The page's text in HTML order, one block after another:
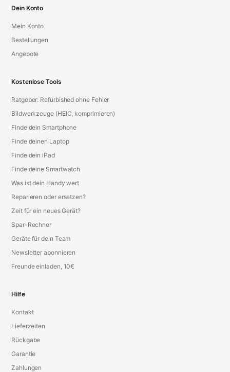
Dein Konto
Mein Konto
Bestellungen
Angebote
Kostenlose Tools
Ratgeber: Refurbished ohne Fehler
Bildwerkzeuge (HEIC, komprimieren)
Finde dein Smartphone
Finde deinen Laptop
Finde dein iPad
Finde deine Smartwatch
Was ist dein Handy wert
Reparieren oder ersetzen?
Zeit für ein neues Gerät?
Spar-Rechner
Geräte für dein Team
Newsletter abonnieren
Freunde einladen, 10€
Hilfe
Kontakt
Lieferzeiten
Rückgabe
Garantie
Zahlungen